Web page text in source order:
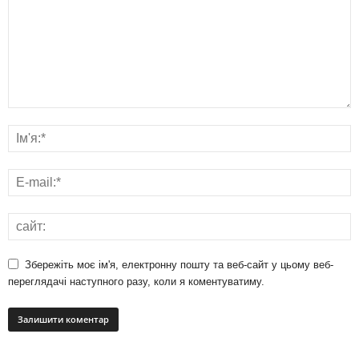
Збережіть моє ім'я, електронну пошту та веб-сайт у цьому веб-
переглядачі наступного разу, коли я коментуватиму.